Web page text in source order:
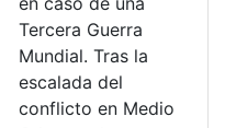
Tercera Guerra
Mundial. Tras la
escalada del
conflicto en Medio